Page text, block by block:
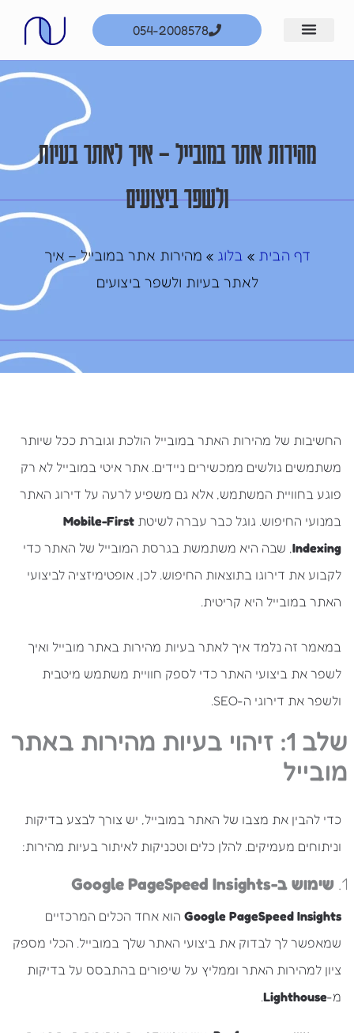
054-2008578
מהירות אתר במובייל – איך לאתר בעיות
ולשפר ביצועים
דף הבית » בלוג » מהירות אתר במובייל – איך
לאתר בעיות ולשפר ביצועים
החשיבות של מהירות האתר במובייל הולכת וגוברת ככל שיותר
משתמשים גולשים ממכשירים ניידים. אתר איטי במובייל לא רק
פוגע בחוויית המשתמש, אלא גם משפיע לרעה על דירוג האתר
במנועי החיפוש. גוגל כבר עברה לשיטת Mobile-First
Indexing, שבה היא משתמשת בגרסת המובייל של האתר כדי
לקבוע את דירוגו בתוצאות החיפוש. לכן, אופטימיזציה לביצועי
האתר במובייל היא קריטית.
במאמר זה נלמד איך לאתר בעיות מהירות באתר מובייל ואיך
לשפר את ביצועי האתר כדי לספק חוויית משתמש מיטבית
ולשפר את דירוגי ה-SEO.
שלב 1: זיהוי בעיות מהירות באתר
מובייל
כדי להבין את מצבו של האתר במובייל, יש צורך לבצע בדיקות
וניתוחים מעמיקים. להלן כלים וטכניקות לאיתור בעיות מהירות:
1. שימוש ב-Google PageSpeed Insights
Google PageSpeed Insights הוא אחד הכלים המרכזיים
שמאפשר לך לבדוק את ביצועי האתר שלך במובייל. הכלי מספק
ציון למהירות האתר וממליץ על שיפורים בהתבסס על בדיקות
מ-Lighthouse
.